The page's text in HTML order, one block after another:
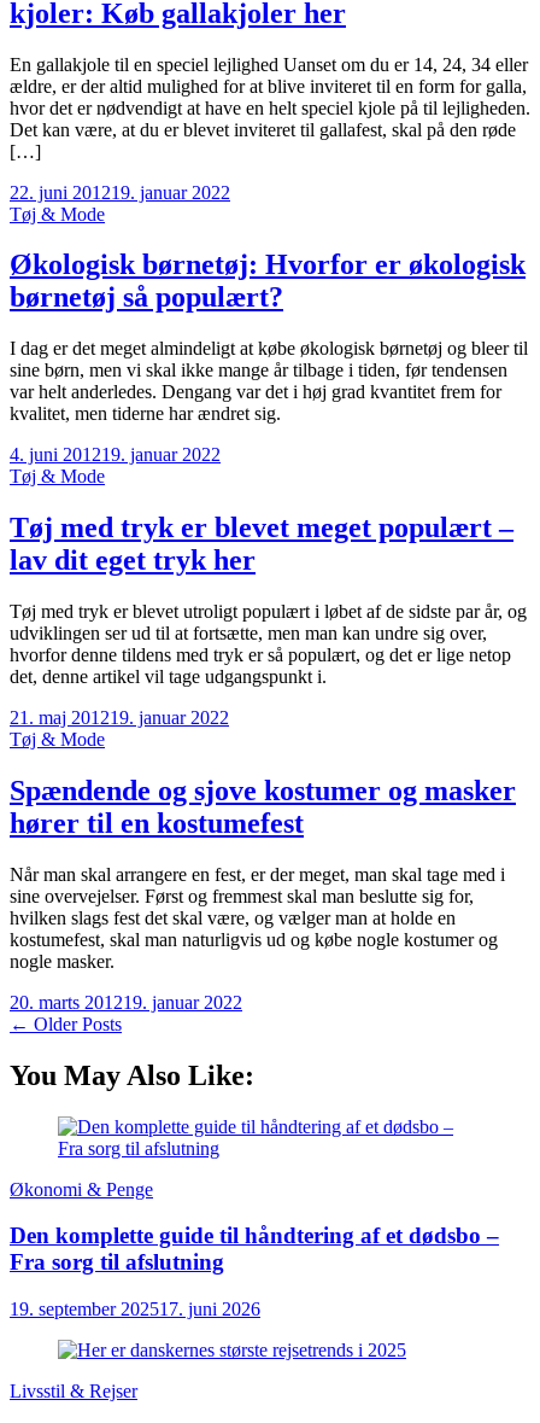
kjoler: Køb gallakjoler her
En gallakjole til en speciel lejlighed Uanset om du er 14, 24, 34 eller
ældre, er der altid mulighed for at blive inviteret til en form for galla,
hvor det er nødvendigt at have en helt speciel kjole på til lejligheden.
Det kan være, at du er blevet inviteret til gallafest, skal på den røde
[…]
22. juni 201219. januar 2022
Tøj & Mode
Økologisk børnetøj: Hvorfor er økologisk
børnetøj så populært?
I dag er det meget almindeligt at købe økologisk børnetøj og bleer til
sine børn, men vi skal ikke mange år tilbage i tiden, før tendensen
var helt anderledes. Dengang var det i høj grad kvantitet frem for
kvalitet, men tiderne har ændret sig.
4. juni 201219. januar 2022
Tøj & Mode
Tøj med tryk er blevet meget populært –
lav dit eget tryk her
Tøj med tryk er blevet utroligt populært i løbet af de sidste par år, og
udviklingen ser ud til at fortsætte, men man kan undre sig over,
hvorfor denne tildens med tryk er så populært, og det er lige netop
det, denne artikel vil tage udgangspunkt i.
21. maj 201219. januar 2022
Tøj & Mode
Spændende og sjove kostumer og masker
hører til en kostumefest
Når man skal arrangere en fest, er der meget, man skal tage med i
sine overvejelser. Først og fremmest skal man beslutte sig for,
hvilken slags fest det skal være, og vælger man at holde en
kostumefest, skal man naturligvis ud og købe nogle kostumer og
nogle masker.
20. marts 201219. januar 2022
Navigation
til
indlæg
← Older Posts
You May Also Like:
Økonomi & Penge
Den komplette guide til håndtering af et dødsbo –
Fra sorg til afslutning
19. september 202517. juni 2026
Livsstil & Rejser